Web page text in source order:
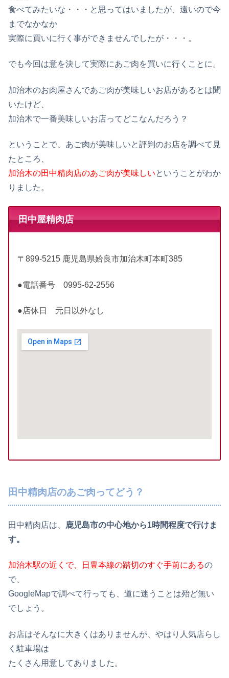
食べてみたいな・・・と思ってはいましたが、遠いので今
までなかなか
実際に買いに行く事ができませんでしたが・・・。
でも今回は意を決して実際にあご肉を買いに行くことに。
加治木のお肉屋さんであご肉が美味しいお店があるとは聞
いたけど、
加治木で一番美味しいお店ってどこなんだろう？
ということで、あご肉が美味しいと評判のお店を調べて見
たところ、
加治木の田中精肉店のあご肉が美味しいということがわか
りました。
田中屋精肉店
〒899-5215 鹿児島県姶良市加治木町本町385
●電話番号 0995-62-2556
●店休日 元日以外なし
田中精肉店のあご肉ってどう？
田中精肉店は、
鹿児島市の中心地から1時間程度で行けま
す。
加治木駅の近くで、日豊本線の踏切のすぐ手前にあるの
で、
GoogleMapで調べて行っても、道に迷うことは殆ど無い
でしょう。
お店はそんなに大きくはありませんが、やはり人気店らし
く駐車場は
たくさん用意してありました。